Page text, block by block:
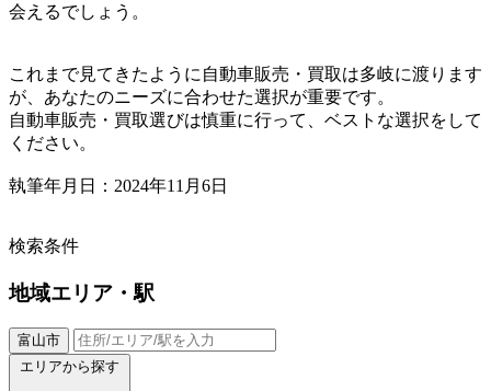
会えるでしょう。
これまで見てきたように自動車販売・買取は多岐に渡ります
が、あなたのニーズに合わせた選択が重要です。
自動車販売・買取選びは慎重に行って、ベストな選択をして
ください。
執筆年月日：2024年11月6日
検索条件
地域エリア・駅
富山市
エリアから探す